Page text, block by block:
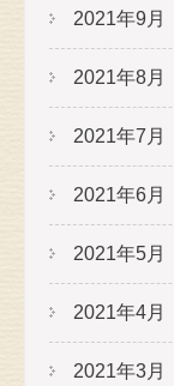
2021年9月
2021年8月
2021年7月
2021年6月
2021年5月
2021年4月
2021年3月